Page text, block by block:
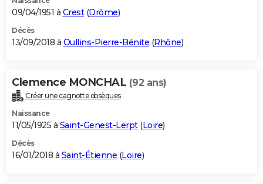
09/04/1951 à Crest(Drôme)
Décès
13/09/2018 à Oullins-Pierre-Bénite (Rhône)
Clemence MONCHAL (92 ans)
Créer une cagnotte obsèques
Naissance
11/05/1925 à Saint-Genest-Lerpt(Loire)
Décès
16/01/2018 à Saint-Étienne (Loire)